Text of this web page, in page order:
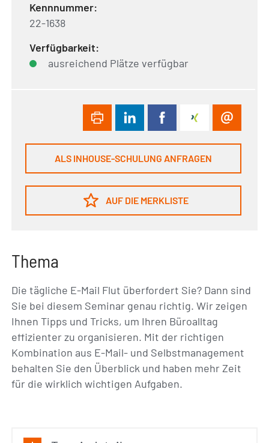
Kennnummer:
22-1638
Verfügbarkeit:
ausreichend Plätze verfügbar
ALS INHOUSE-SCHULUNG ANFRAGEN
AUF DIE MERKLISTE
Thema
Die tägliche E-Mail Flut überfordert Sie? Dann sind
Sie bei diesem Seminar genau richtig. Wir zeigen
Ihnen Tipps und Tricks, um Ihren Büroalltag
effizienter zu organisieren. Mit der richtigen
Kombination aus E-Mail- und Selbstmanagement
behalten Sie den Überblick und haben mehr Zeit
für die wirklich wichtigen Aufgaben.